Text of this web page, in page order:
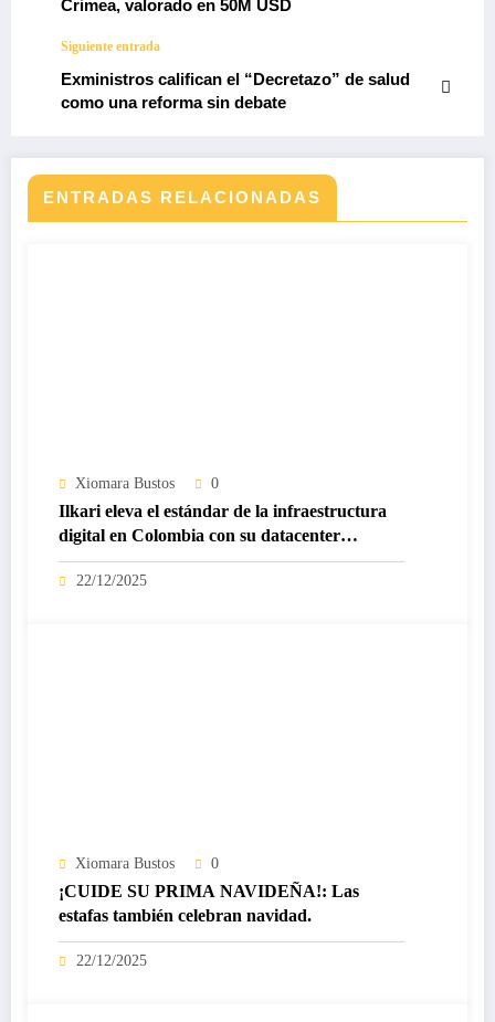
Crimea, valorado en 50M USD
Siguiente entrada
Exministros califican el “Decretazo” de salud
como una reforma sin debate
ENTRADAS RELACIONADAS
Xiomara Bustos 0
Ilkari eleva el estándar de la infraestructura
digital en Colombia con su datacenter
certificado Nivel IV de ICREA
22/12/2025
Xiomara Bustos 0
¡CUIDE SU PRIMA NAVIDEÑA!: Las
estafas también celebran navidad.
22/12/2025